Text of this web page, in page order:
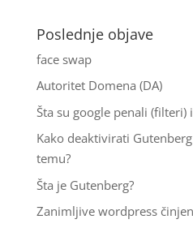
Poslednje objave
face swap
Autoritet Domena (DA)
Šta su google penali (filteri)
Kako deaktivirati
temu?
Šta je Gutenberg?
Zanimljive wordpress